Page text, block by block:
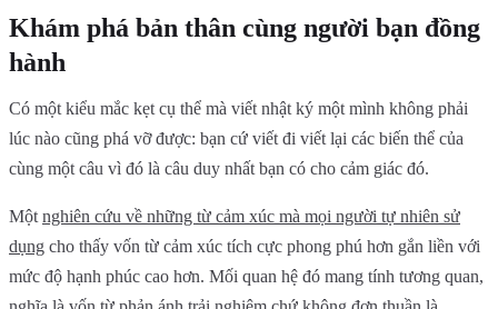
Khám phá bản thân cùng người bạn đồng
hành
Có một kiểu mắc kẹt cụ thể mà viết nhật ký một mình không phải
lúc nào cũng phá vỡ được: bạn cứ viết đi viết lại các biến thể của
cùng một câu vì đó là câu duy nhất bạn có cho cảm giác đó.
Một nghiên cứu về những từ cảm xúc mà mọi người tự nhiên sử
dụng cho thấy vốn từ cảm xúc tích cực phong phú hơn gắn liền với
mức độ hạnh phúc cao hơn. Mối quan hệ đó mang tính tương quan,